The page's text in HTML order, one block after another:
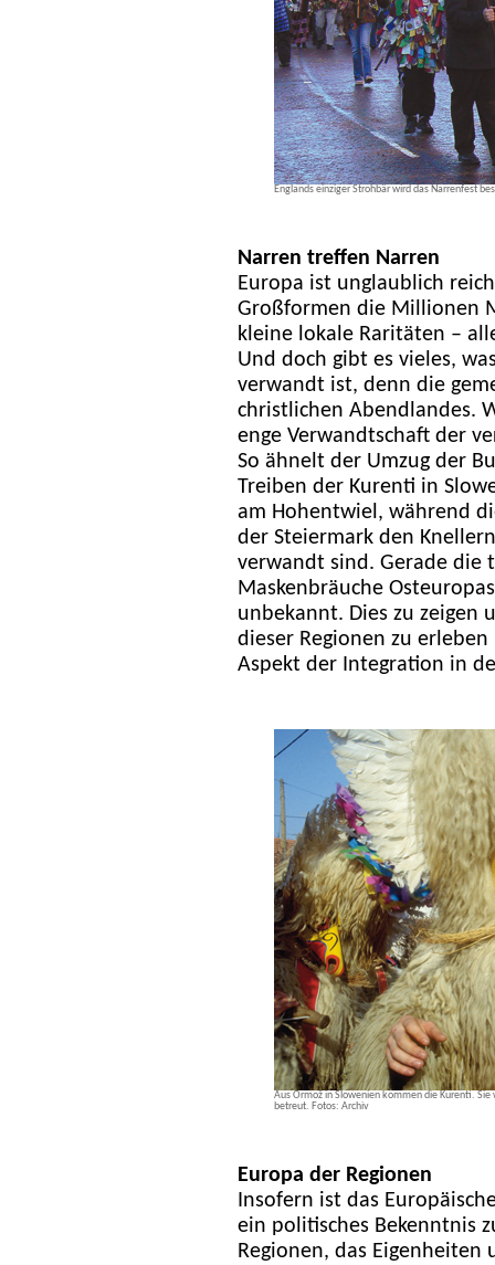
Englands einziger Strohbär wird das Narrenfest
Narren treffen Narren
Europa ist unglaublich
Großformen die Millionen
kleine lokale Raritäten –
Und doch gibt es vieles,
verwandt ist, denn die
christlichen Abendlandes.
enge Verwandtschaft der
So ähnelt der Umzug der
Treiben der Kurenti in
am Hohentwiel, während
der Steiermark den
verwandt sind. Gerade
Maskenbräuche
unbekannt. Dies zu zeigen
dieser Regionen zu
Aspekt der Integration in
Aus Ormož in Slowenien kommen die Kurenti.
betreut. Fotos: Archiv
Europa der Regionen
Insofern ist das
ein politisches Bekenntnis
Regionen, das